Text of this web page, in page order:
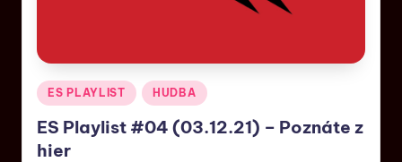
ES PLAYLIST HUDBA
ES Playlist #04 (03.12.21) – Poznáte z
hier